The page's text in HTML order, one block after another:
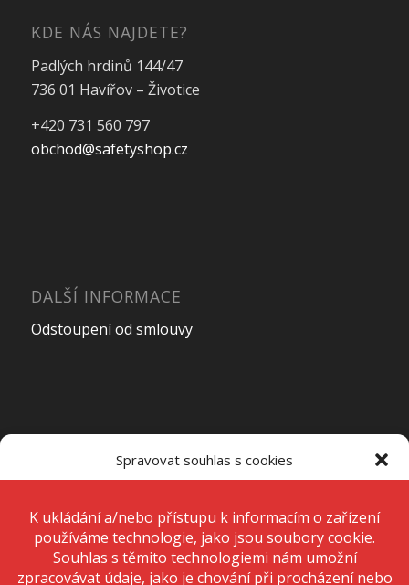
Spravovat souhlas s cookies
technologie, jako jsou soubory cookie. Děláme to, abychom zlepšili
zážitek z prohlížení a zobrazovali personalizované reklamy. Souhlas s
těmito technologiemi nám umožní zpracovávat údaje, jako je chování
při procházení nebo jedinečná ID na tomto webu. Nesouhlas nebo
odvolání souhlasu může nepříznivě ovlivnit určité vlastnosti a funkce.
KDE NÁS NAJDETE?
Padlých hrdinů 144/47
736 01 Havířov – Životice
+420 731 560 797
obchod@safetyshop.cz
DALŠÍ INFORMACE
Odstoupení od smlouvy
Pondělí – Pátek7:00 – 15:00
SobotaZavřeno